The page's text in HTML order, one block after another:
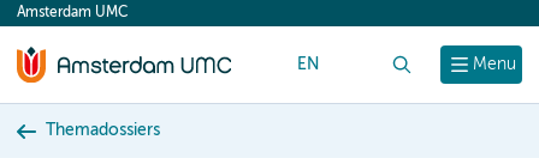
content
Menu
Amsterdam UMC
EN
Themadossiers